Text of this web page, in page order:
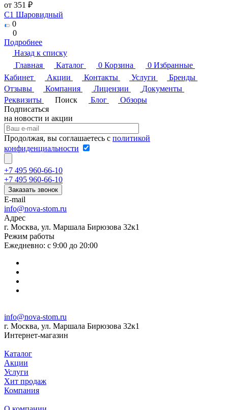
от 351 ₽
C1 Шаровидный
0
0
Подробнее
Назад к списку
Главная
Каталог 0 Корзина 0 Избранные
Кабинет
Акции Контакты Услуги
Бренды
Отзывы
Компания Лицензии
Документы
Реквизиты
Поиск Блог
Обзоры
Подписаться
на новости и акции
Продолжая, вы соглашаетесь с политикой
конфиденциальности
+7 495 960-66-10
+7 495 960-66-10
Заказать звонок
E-mail
info@nova-stom.ru
Адрес
г. Москва, ул. Маршала Бирюзова 32к1
Режим работы
Ежедневно: с 9:00 до 20:00
info@nova-stom.ru
г. Москва, ул. Маршала Бирюзова 32к1
Интернет-магазин
Каталог
Акции
Услуги
Хит продаж
Компания